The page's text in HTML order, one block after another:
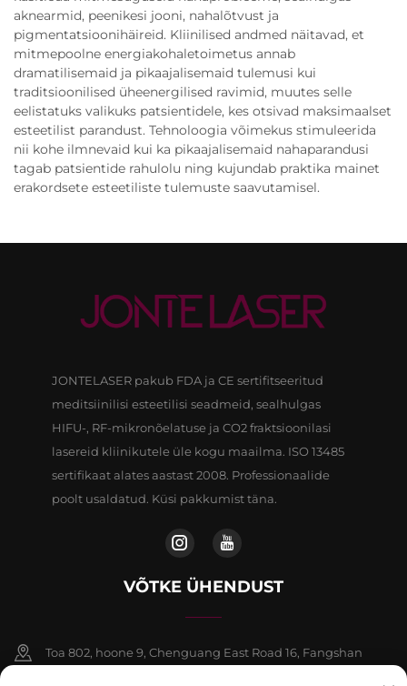
aknearmid, peenikesi jooni, nahalõtvust ja
pigmentatsioonihäireid. Kliinilised andmed näitavad, et
mitmepoolne energiakohaletoimetus annab
dramatilisemaid ja pikaajalisemaid tulemusi kui
traditsioonilised üheenergilised ravimid, muutes selle
eelistatuks valikuks patsientidele, kes otsivad maksimaalset
esteetilist parandust. Tehnoloogia võimekus stimuleerida
nii kohe ilmnevaid kui ka pikaajalisemaid nahaparandusi
tagab patsientide rahulolu ning kujundab praktika mainet
erakordsete esteetiliste tulemuste saavutamisel.
JONTELASER pakub FDA ja CE sertifitseeritud
meditsiinilisi esteetilisi seadmeid, sealhulgas
HIFU-, RF-mikronõelatuse ja CO2 fraktsioonilasi
lasereid kliinikutele üle kogu maailma. ISO 13485
sertifikaat alates aastast 2008. Professionaalide
poolt usaldatud. Küsi pakkumist täna.
VÕTKE ÜHENDUST
Toa 802, hoone 9, Chenguang East Road 16, Fangshan